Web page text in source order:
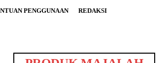
PENGGUNAAN
REDAKSI